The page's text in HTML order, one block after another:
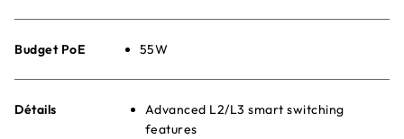
Budget PoE 55W
Détails
Advanced L2/L3 smart switching
features